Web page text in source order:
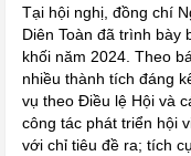
Tại hội nghị, đồng chí
Diên Toàn đã trình bày
khối năm 2024. Theo
nhiều thành tích đáng
vụ theo Điều lệ Hội và
công tác phát triển hội
với chỉ tiêu đề ra; tích